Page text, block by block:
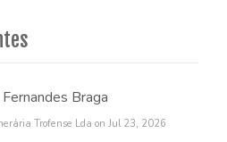
Braga
Trofense Lda on Jul 23, 2026